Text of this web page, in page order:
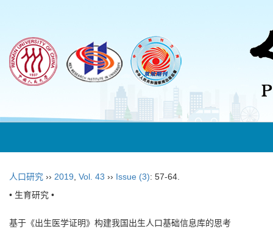
人口研究 ›› 2019 Vol. 43 ›› Issue (3): 57-64.
• 生育研究 •
基于《出生医学证明》构建我国出生人口基础信息库的思考